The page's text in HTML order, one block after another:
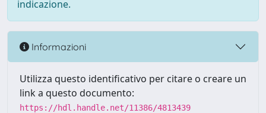
indicazione.
Informazioni
Utilizza questo identificativo per citare o creare un
link a questo documento:
https://hdl.handle.net/11386/4813439